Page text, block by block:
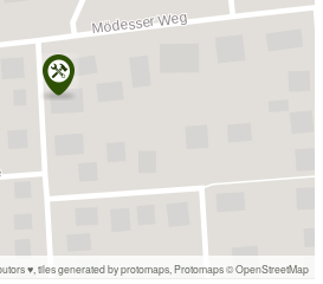
♥, tiles generated by protomaps Protomaps©OpenStreetMap